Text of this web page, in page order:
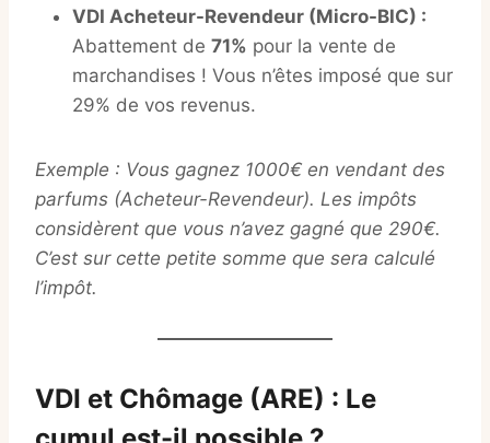
VDI Acheteur-Revendeur (Micro-BIC) :
Abattement de 71% pour la vente de
marchandises ! Vous n’êtes imposé que sur
29% de vos revenus.
Exemple : Vous gagnez 1000€ en vendant des
parfums (Acheteur-Revendeur). Les impôts
considèrent que vous n’avez gagné que 290€.
C’est sur cette petite somme que sera calculé
l’impôt.
VDI et Chômage (ARE) : Le